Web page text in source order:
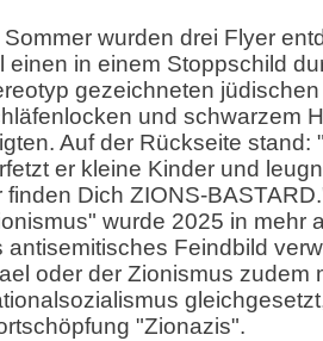
Sommer wurden drei Flyer
einen in einem Stoppschild
gezeichneten
und schwarzem
Auf der Rückseite stand:
er kleine Kinder und
finden Dich ZIONS-
wurde 2025 in mehr
antisemitisches Feindbild
oder der Zionismus zudem
"Zionazis".